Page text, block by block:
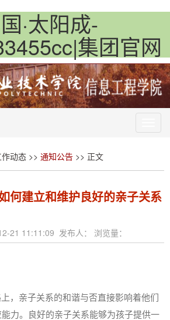
·太阳成-
集团官网
作动态 >> 通知公告 >> 正文
何建立和维护良好的亲子关系
21 11:11:09 发布人： 浏览量：
，亲子关系的和谐与否直接影响着他们
力。良好的亲子关系能够为孩子提供一